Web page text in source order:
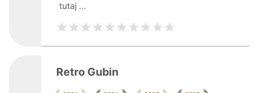
tutaj ...
Retro Gubin